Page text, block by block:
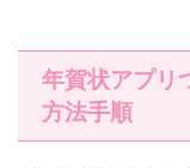
年賀状アプリ
方法手順